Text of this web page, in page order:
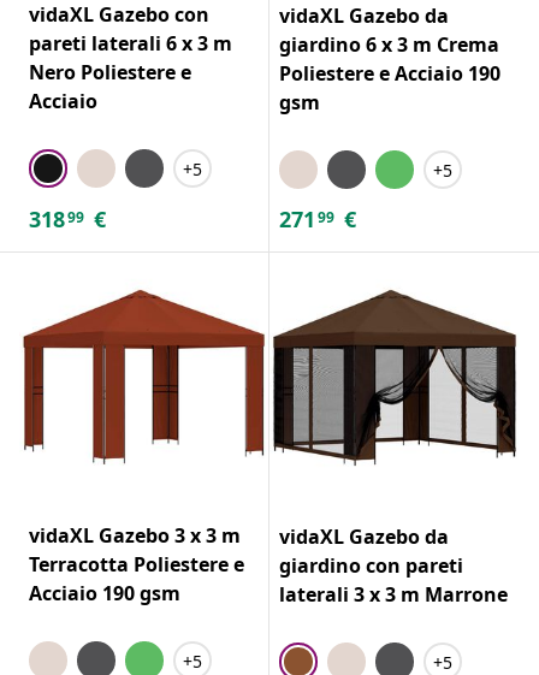
vidaXL Gazebo con
pareti laterali 6 x 3 m
Nero Poliestere e
Acciaio
+5
31899 €
vidaXL Gazebo da
giardino 6 x 3 m Crema
Poliestere e Acciaio 190
gsm
+5
271 99 €
vidaXL Gazebo 3 x 3 m
Terracotta Poliestere e
Acciaio 190 gsm
+5
vidaXL Gazebo da
giardino con pareti
laterali 3 x 3 m Marrone
+5